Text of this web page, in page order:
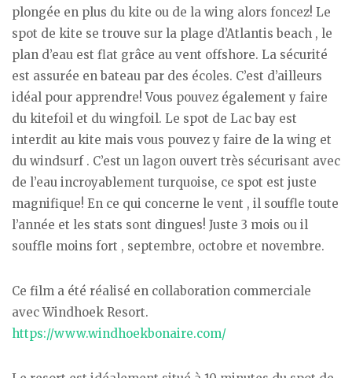
plongée en plus du kite ou de la wing alors foncez! Le
spot de kite se trouve sur la plage d’Atlantis beach , le
plan d’eau est flat grâce au vent offshore. La sécurité
est assurée en bateau par des écoles. C’est d’ailleurs
idéal pour apprendre! Vous pouvez également y faire
du kitefoil et du wingfoil. Le spot de Lac bay est
interdit au kite mais vous pouvez y faire de la wing et
du windsurf . C’est un lagon ouvert très sécurisant avec
de l’eau incroyablement turquoise, ce spot est juste
magnifique! En ce qui concerne le vent , il souffle toute
l’année et les stats sont dingues! Juste 3 mois ou il
souffle moins fort , septembre, octobre et novembre.
Ce film a été réalisé en collaboration commerciale
avec Windhoek Resort.
https://www.windhoekbonaire.com/